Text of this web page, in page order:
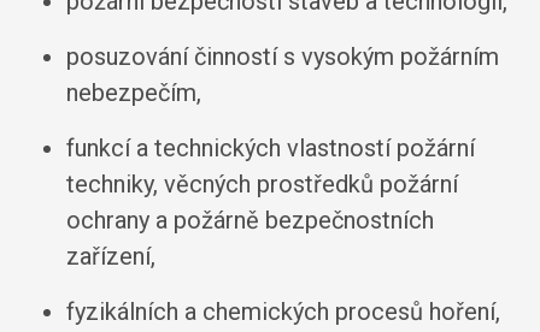
posuzování činností s vysokým požárním
nebezpečím,
funkcí a technických vlastností požární
techniky, věcných prostředků požární
ochrany a požárně bezpečnostních
zařízení,
fyzikálních a chemických procesů hoření,